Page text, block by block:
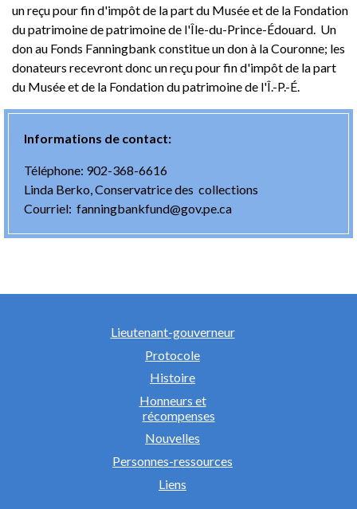
un reçu pour fin d'impôt de la part du Musée et de la Fondation
du patrimoine de patrimoine de l'Île-du-Prince-Édouard. Un
don au Fonds Fanningbank constitue un don à la Couronne; les
donateurs recevront donc un reçu pour fin d'impôt de la part
du Musée et de la Fondation du patrimoine de l'Î.-P.-É.
Informations de contact:
Téléphone: 902-368-6616
Linda Berko, Conservatrice des collections
Courriel: fanningbankfund@gov.pe.ca
Lieutenant-gouverneur
Protocole
Histoire
Honneurs et
récompenses
Nouvelles
Personnes-ressources
Liens